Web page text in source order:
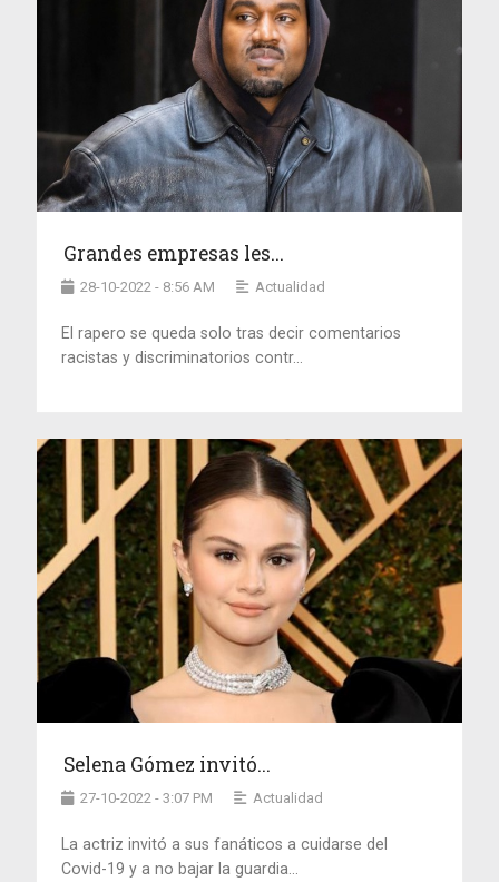
Grandes empresas les...
28-10-2022 - 8:56 AM Actualidad
El rapero se queda solo tras decir comentarios
racistas y discriminatorios contr...
Selena Gómez invitó...
27-10-2022 - 3:07 PM Actualidad
La actriz invitó a sus fanáticos a cuidarse del
Covid-19 y a no bajar la guardia...